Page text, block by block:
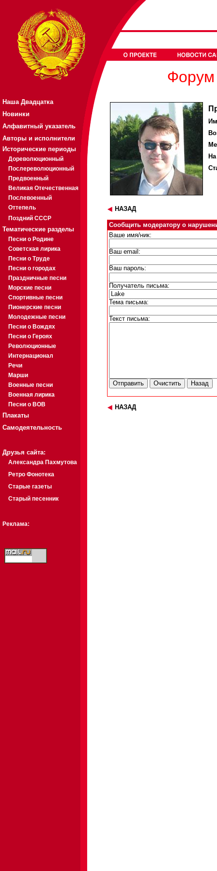
Наша Двадцатка
Новинки
Алфавитный указатель
Авторы и исполнители
Исторические периоды
Дореволюционный
Послереволюционный
Предвоенный
Великая Отечественная
Послевоенный
Оттепель
Поздний СССР
Тематические разделы
Песни о Родине
Советская лирика
Песни о Труде
Песни о городах
Праздничные песни
Морские песни
Спортивные песни
Пионерские песни
Молодежные песни
Песни о Вождях
Песни о Героях
Революционные
Интернационал
Речи
Марши
Военные песни
Военная лирика
Песни о ВОВ
Плакаты
Самодеятельность
Друзья сайта:
Александра Пахмутова
Ретро Фонотека
Старые газеты
Старый песенник
Реклама:
Форум
НАЗАД
Сообщить модератору о
Ваше имя/ник:
Ваш email:
Ваш пароль:
Получатель письма:
Тема письма:
Текст письма:
НАЗАД